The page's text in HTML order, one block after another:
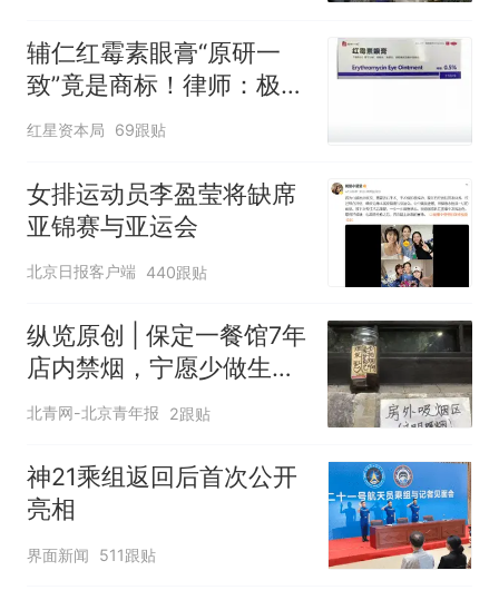
辅仁红霉素眼膏“原研一
致”竟是商标！律师：极易
误导消费者，不妥
红星资本局 69跟贴
女排运动员李盈莹将缺席
亚锦赛与亚运会
北京日报客户端 440跟贴
纵览原创 | 保定一餐馆7年
店内禁烟，宁愿少做生意
也决不妥协，店内清清爽
爽是最大收获，老板呼吁
全民抵制室内吸烟
北青网-北京青年报 2跟贴
神21乘组返回后首次公开
亮相
界面新闻 511跟贴